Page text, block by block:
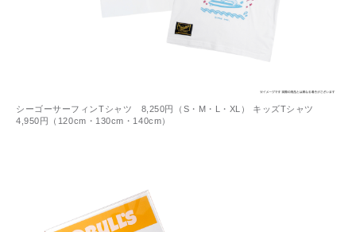
シーゴーサーフィンTシャツ 8,250円（S・M・L・XL） キッズTシャツ
4,950円（120cm・130cm・140cm）